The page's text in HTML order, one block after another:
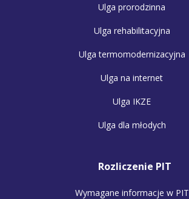
Ulga prorodzinna
Ulga rehabilitacyjna
Ulga termomodernizacyjna
Ulga na internet
Ulga IKZE
Ulga dla młodych
Rozliczenie PIT
Wymagane informacje w PIT